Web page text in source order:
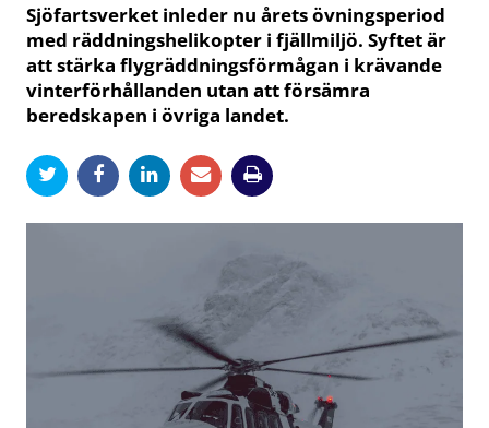
Sjöfartsverket inleder nu årets övningsperiod
med räddningshelikopter i fjällmiljö. Syftet är
att stärka flygräddningsförmågan i krävande
vinterförhållanden utan att försämra
beredskapen i övriga landet.